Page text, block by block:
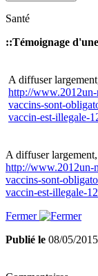
Santé
::Témoignage
A diffuser
http://www.2012un-
vaccins-sont-
vaccin-est-illegale-
A diffuser
http://www.2012un-
vaccins-sont-
vaccin-est-illegale-
Fermer
Publié le 08/05/